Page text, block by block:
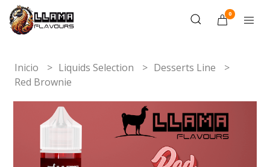
0
Inicio Liquids Selection
Desserts Line
Red Brownie